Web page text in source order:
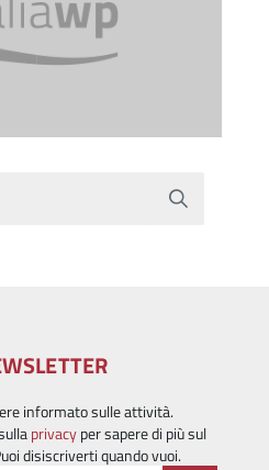
informato sulle attività.
privacyper sapere di più sul
disiscriverti quando vuoi.